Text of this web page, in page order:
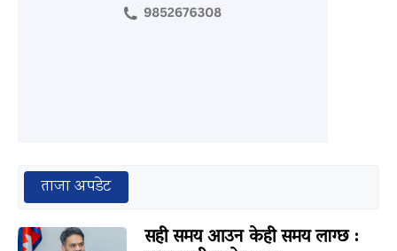
ताजा अपडेट
सही समय आउन केही समय लाग्छ :